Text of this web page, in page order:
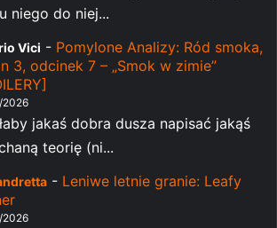
niego do niej...
Vici - Pomylone Analizy: Ród smoka,
3, odcinek 7 – „Smok w zimie”
jakaś dobra dusza napisać jakąś
teorię (ni...
- Leniwe letnie granie: Leafy